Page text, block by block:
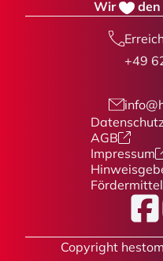
Wir
+49
AGB
Impressum
Copyright